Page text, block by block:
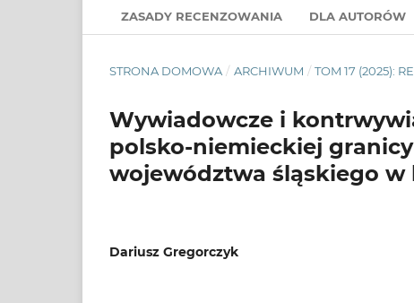
ZASADY RECENZOWANIA DLA AUTORÓW
STRONA DOMOWA / ARCHIWUM / TOM 17 (2025):
Wywiadowcze i
polsko-niemieckiej
województwa śląskiego w
Dariusz Gregorczyk